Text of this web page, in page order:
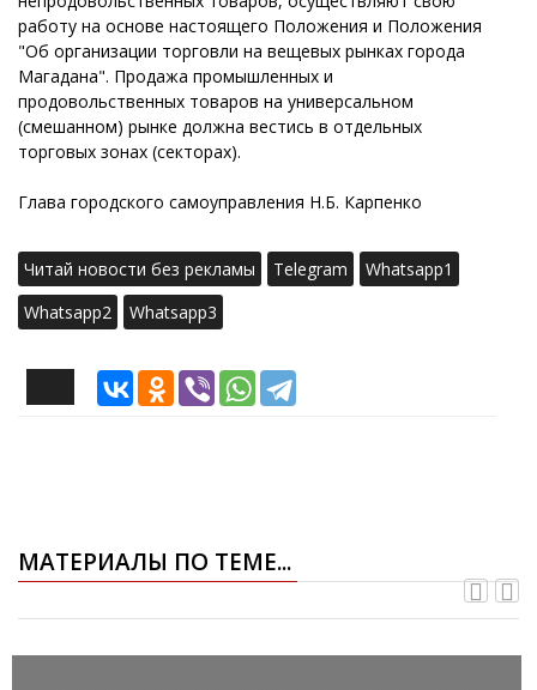
работу на основе настоящего Положения и Положения
"Об организации торговли на вещевых рынках города
Магадана". Продажа промышленных и
продовольственных товаров на универсальном
(смешанном) рынке должна вестись в отдельных
торговых зонах (секторах).
Глава городского самоуправления Н.Б. Карпенко
Читай новости без рекламы Telegram
Whatsapp1
Whatsapp2
Whatsapp3
МАТЕРИАЛЫ ПО ТЕМЕ...